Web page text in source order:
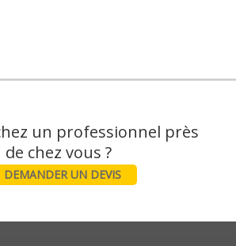
un professionnel près
DEMANDER UN DEVIS